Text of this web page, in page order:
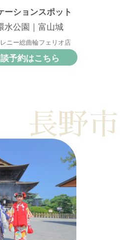
ーションスポット
水公園｜富山城
ニー総曲輪フェリオ店
予約はこちら
長野市